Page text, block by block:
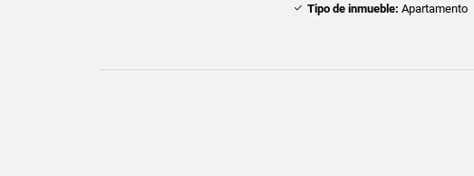
Tipo de inmueble: Apartamento